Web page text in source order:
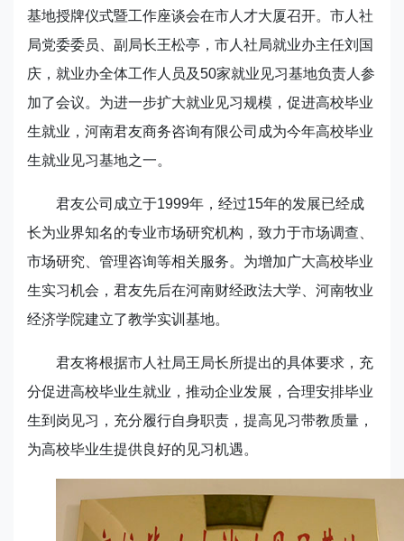
基地授牌仪式暨工作座谈会在市人才大厦召开。市人社
局党委委员、副局长王松亭，市人社局就业办主任刘国
庆，就业办全体工作人员及50家就业见习基地负责人参
加了会议。为进一步扩大就业见习规模，促进高校毕业
生就业，河南君友商务咨询有限公司成为今年高校毕业
生就业见习基地之一。
君友公司成立于1999年，经过15年的发展已经成
长为业界知名的专业市场研究机构，致力于市场调查、
市场研究、管理咨询等相关服务。为增加广大高校毕业
生实习机会，君友先后在河南财经政法大学、河南牧业
经济学院建立了教学实训基地。
君友将根据市人社局王局长所提出的具体要求，充
分促进高校毕业生就业，推动企业发展，合理安排毕业
生到岗见习，充分履行自身职责，提高见习带教质量，
为高校毕业生提供良好的见习机遇。